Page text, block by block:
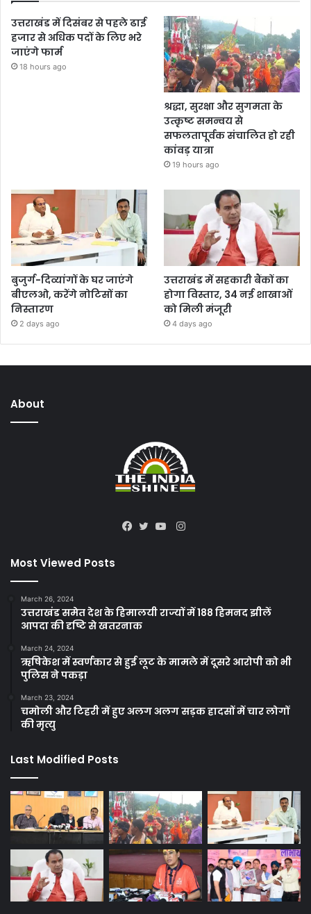
उत्तराखंड में दिसंबर से पहले ढाई
हजार से अधिक पदों के लिए भरे
जाएंगे फार्म
18 hours ago
श्रद्धा, सुरक्षा और सुगमता के
उत्कृष्ट समन्वय से
सफलतापूर्वक संचालित हो रही
कांवड़ यात्रा
19 hours ago
बुजुर्ग-दिव्यांगों के घर जाएंगे
बीएलओ, करेंगे नोटिसों का
निस्तारण
2 days ago
उत्तराखंड में सहकारी बैंकों का
होगा विस्तार, 34 नई शाखाओं
को मिली मंजूरी
4 days ago
About
Instagram
Most Viewed Posts
March 26, 2024
उत्तराखंड समेत देश के हिमालयी राज्यों में 188 हिमनद झीलें
आपदा की दृष्टि से खतरनाक
March 24, 2024
ऋषिकेश में स्वर्णकार से हुई लूट के मामले में दूसरे आरोपी को भी
पुलिस ने पकड़ा
March 23, 2024
चमोली और टिहरी में हुए अलग अलग सड़क हादसों में चार लोगों
की मृत्यु
Last Modified Posts